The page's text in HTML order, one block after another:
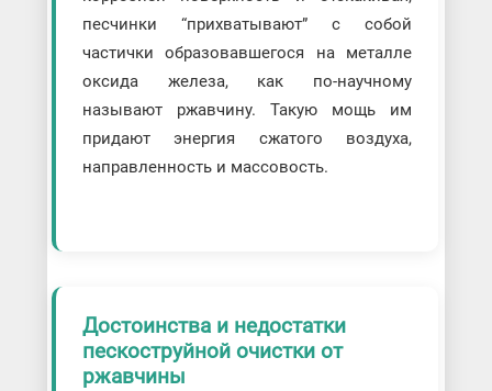
песчинки “прихватывают” с собой
частички образовавшегося на металле
оксида железа, как по-научному
называют ржавчину. Такую мощь им
придают энергия сжатого воздуха,
направленность и массовость.
Достоинства и недостатки
пескоструйной очистки от
ржавчины